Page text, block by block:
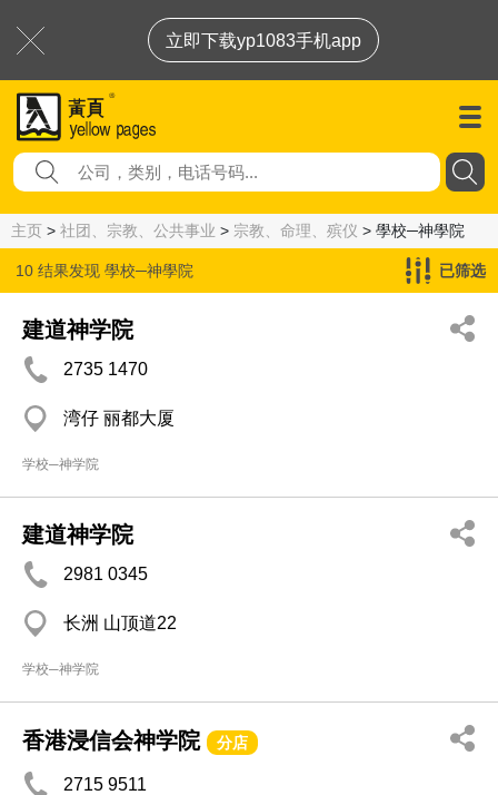
立即下载yp1083手机app
主页 > 社团、宗教、公共事业 > 宗教、命理、殡仪 > 學校─神學院
10 结果发现 學校─神學院 已筛选
建道神学院
2735 1470
湾仔 丽都大厦
学校─神学院
建道神学院
2981 0345
长洲 山顶道22
学校─神学院
香港浸信会神学院 分店
2715 9511